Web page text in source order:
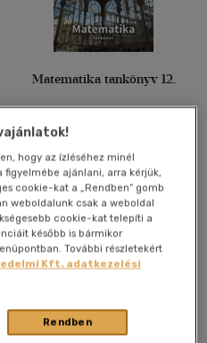
Matematika tankönyv 12.
Árinformációk
Online ár:1 300 Ft
Kosárba
hogy az ízléséhez minél
ajánlani, arra kérjük,
cookie-kat a „Rendben” gomb
weboldalunk csak a weboldal
cookie-kat telepíti a
később is bármikor
További részletekért
Kft. adatkezelési
Rendben